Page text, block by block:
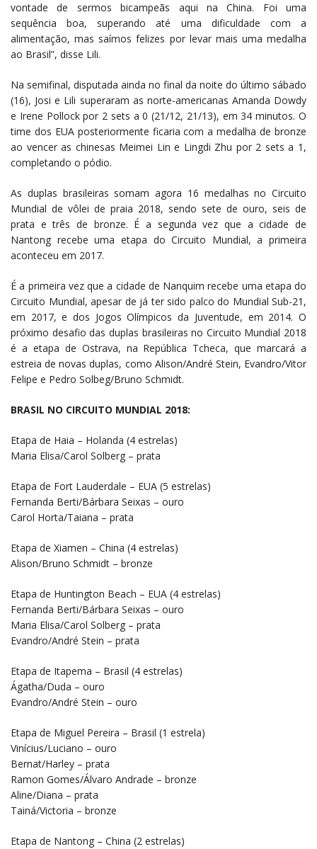
vontade de sermos bicampeãs aqui na China. Foi uma
sequência boa, superando até uma dificuldade com a
alimentação, mas saímos felizes por levar mais uma medalha
ao Brasil”, disse Lili.
Na semifinal, disputada ainda no final da noite do último sábado
(16), Josi e Lili superaram as norte-americanas Amanda Dowdy
e Irene Pollock por 2 sets a 0 (21/12, 21/13), em 34 minutos. O
time dos EUA posteriormente ficaria com a medalha de bronze
ao vencer as chinesas Meimei Lin e Lingdi Zhu por 2 sets a 1,
completando o pódio.
As duplas brasileiras somam agora 16 medalhas no Circuito
Mundial de vôlei de praia 2018, sendo sete de ouro, seis de
prata e três de bronze. É a segunda vez que a cidade de
Nantong recebe uma etapa do Circuito Mundial, a primeira
aconteceu em 2017.
É a primeira vez que a cidade de Nanquim recebe uma etapa do
Circuito Mundial, apesar de já ter sido palco do Mundial Sub-21,
em 2017, e dos Jogos Olímpicos da Juventude, em 2014. O
próximo desafio das duplas brasileiras no Circuito Mundial 2018
é a etapa de Ostrava, na República Tcheca, que marcará a
estreia de novas duplas, como Alison/André Stein, Evandro/Vitor
Felipe e Pedro Solbeg/Bruno Schmidt.
BRASIL NO CIRCUITO MUNDIAL 2018:
Etapa de Haia – Holanda (4 estrelas)
Maria Elisa/Carol Solberg – prata
Etapa de Fort Lauderdale – EUA (5 estrelas)
Fernanda Berti/Bárbara Seixas – ouro
Carol Horta/Taiana – prata
Etapa de Xiamen – China (4 estrelas)
Alison/Bruno Schmidt – bronze
Etapa de Huntington Beach – EUA (4 estrelas)
Fernanda Berti/Bárbara Seixas – ouro
Maria Elisa/Carol Solberg – prata
Evandro/André Stein – prata
Etapa de Itapema – Brasil (4 estrelas)
Ágatha/Duda – ouro
Evandro/André Stein – ouro
Etapa de Miguel Pereira – Brasil (1 estrela)
Vinícius/Luciano – ouro
Bernat/Harley – prata
Ramon Gomes/Álvaro Andrade – bronze
Aline/Diana – prata
Tainá/Victoria – bronze
Etapa de Nantong – China (2 estrelas)